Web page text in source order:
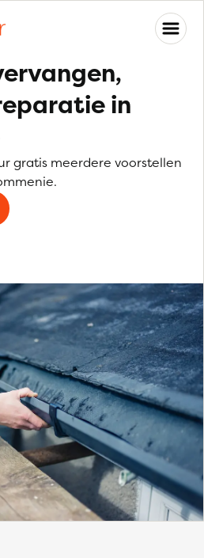
in
gratis meerdere voorstellen